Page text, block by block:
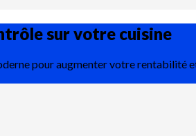
sur votre cuisine
pour augmenter votre rentabilité